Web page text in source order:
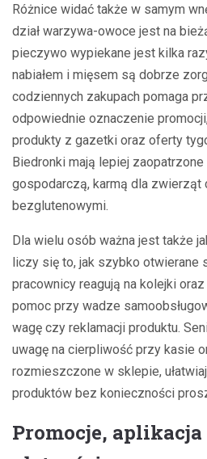
Różnice widać także w samym
dział warzywa-owoce jest na
pieczywo wypiekane jest kilka
nabiałem i mięsem są dobrze
codziennych zakupach pomaga
odpowiednie oznaczenie
produkty z gazetki oraz oferty
Biedronki mają lepiej zaopatrzone
gospodarczą, karmą dla zwierząt
bezglutenowymi.
Dla wielu osób ważna jest także
liczy się to, jak szybko otwierane
pracownicy reagują na kolejki
pomoc przy wadze
wagę czy reklamacji produktu.
uwagę na cierpliwość przy kasie
rozmieszczone w sklepie,
produktów bez konieczności
Promocje,